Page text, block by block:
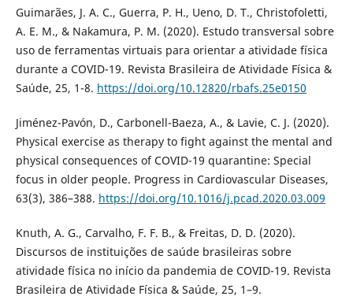
Guimarães, J. A. C., Guerra, P. H., Ueno, D. T., Christofoletti,
A. E. M., & Nakamura, P. M. (2020). Estudo transversal sobre
uso de ferramentas virtuais para orientar a atividade física
durante a COVID-19. Revista Brasileira de Atividade Física &
Saúde, 25, 1-8. https://doi.org/10.12820/rbafs.25e0150
Jiménez-Pavón, D., Carbonell-Baeza, A., & Lavie, C. J. (2020).
Physical exercise as therapy to fight against the mental and
physical consequences of COVID-19 quarantine: Special
focus in older people. Progress in Cardiovascular Diseases,
63(3), 386–388. https://doi.org/10.1016/j.pcad.2020.03.009
Knuth, A. G., Carvalho, F. F. B., & Freitas, D. D. (2020).
Discursos de instituições de saúde brasileiras sobre
atividade física no início da pandemia de COVID-19. Revista
Brasileira de Atividade Física & Saúde, 25, 1–9.